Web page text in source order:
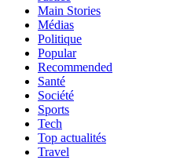
Main Stories
Médias
Politique
Popular
Recommended
Santé
Société
Sports
Tech
Top actualités
Travel